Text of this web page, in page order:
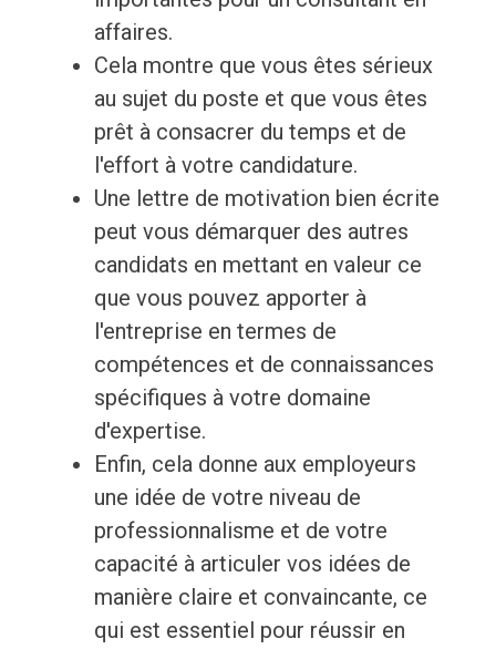
affaires.
Cela montre que vous êtes sérieux
au sujet du poste et que vous êtes
prêt à consacrer du temps et de
l'effort à votre candidature.
Une lettre de motivation bien écrite
peut vous démarquer des autres
candidats en mettant en valeur ce
que vous pouvez apporter à
l'entreprise en termes de
compétences et de connaissances
spécifiques à votre domaine
d'expertise.
Enfin, cela donne aux employeurs
une idée de votre niveau de
professionnalisme et de votre
capacité à articuler vos idées de
manière claire et convaincante, ce
qui est essentiel pour réussir en